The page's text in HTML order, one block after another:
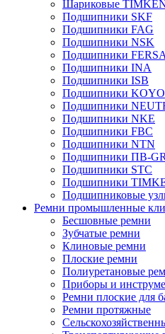
Шариковые
Подшипники SKF
Подшипники FAG
Подшипники NSK
Подшипники FERSA
Подшипники INA
Подшипники ISB
Подшипники KOYO
Подшипники
Подшипники NKE
Подшипники FBC
Подшипники NTN
Подшипники ПВ-
Подшипники STC
Подшипники
Подшипниковые
Ремни промышленные
Бесшовные ремни
Зубчатые ремни
Клиновые ремни
Плоские ремни
Полиуретановые
Приборы и
Ремни плоские для
Ремни протяжные